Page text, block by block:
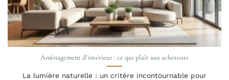
Aménagement d’intérieur : ce qui plaît aux acheteurs
La lumière naturelle : un critère incontournable pour